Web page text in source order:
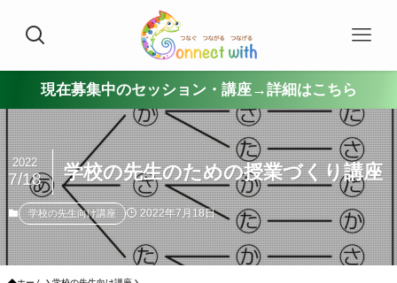
現在募集中のセッション・講座→詳細はこちら
学校の先生のための授業づくり講座
2022
7/18
学校の先生向け講座 2022年7月18日